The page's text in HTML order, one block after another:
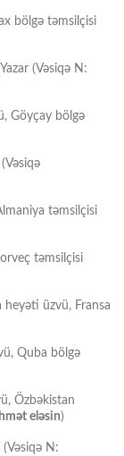
bölgə təmsilçisi
(Vəsiqə N:
Göyçay bölgə
təmsilçisi
təmsilçisi
heyəti üzvü, Fransa
Quba bölgə
Özbəkistan
eləsin)
(Vəsiqə N: